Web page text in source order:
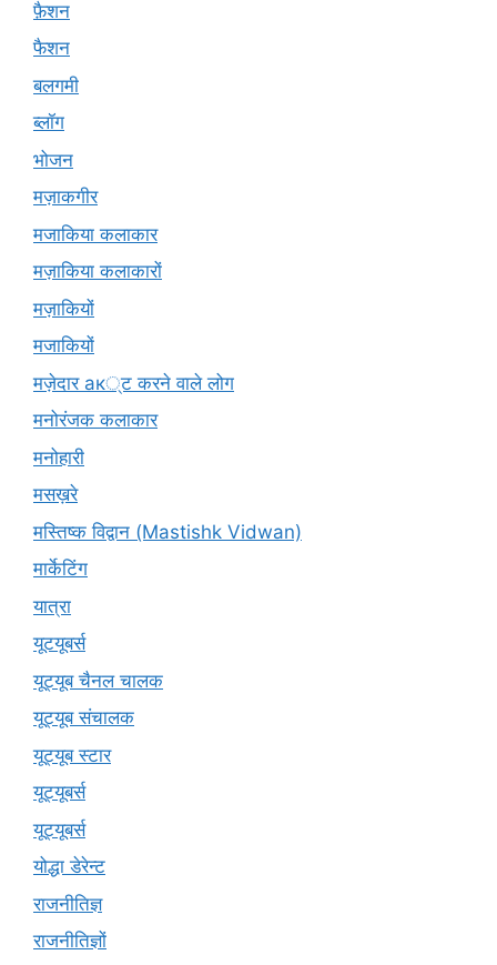
फ़ैशन
फैशन
बलगमी
ब्लॉग
भोजन
मज़ाकगीर
मजाकिया कलाकार
मज़ाकिया कलाकारों
मज़ाकियों
मजाकियों
मज़ेदार ак्ट करने वाले लोग
मनोरंजक कलाकार
मनोहारी
मसख़रे
मस्तिष्क विद्वान (Mastishk Vidwan)
मार्केटिंग
यात्रा
यूटयूबर्स
यूट्यूब चैनल चालक
यूट्यूब संचालक
यूट्यूब स्टार
यूट्यूबर्स
यूट्‍यूबर्स
योद्धा डेरेन्ट
राजनीतिज्ञ
राजनीतिज्ञों